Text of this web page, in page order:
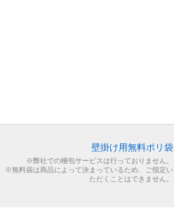
壁掛け用無料ポリ袋
※弊社での梱包サービスは行っておりません。
※無料袋は商品によって決まっているため、ご指定い
ただくことはできません。